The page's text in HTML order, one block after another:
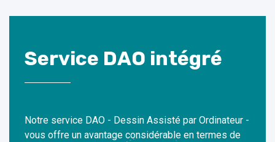
Service DAO intégré
Notre service DAO - Dessin Assisté par Ordinateur -
vous offre un avantage considérable en termes de